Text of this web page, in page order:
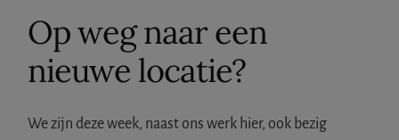
Op weg naar een
nieuwe locatie?
We zijn deze week, naast ons werk hier, ook bezig